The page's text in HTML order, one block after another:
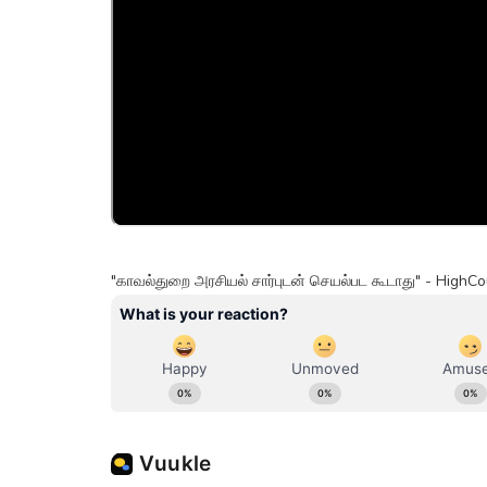
"காவல்துறை அரசியல் சார்புடன் செயல்பட கூடாது" -